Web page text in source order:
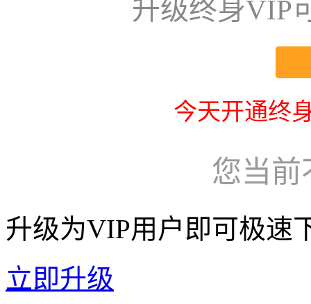
升级终身VIP
今天开通终
您当前
升级为VIP用户即可极速
立即升级